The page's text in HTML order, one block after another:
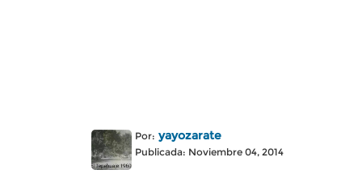
Por: yayozarate
Publicada: Noviembre 04, 2014